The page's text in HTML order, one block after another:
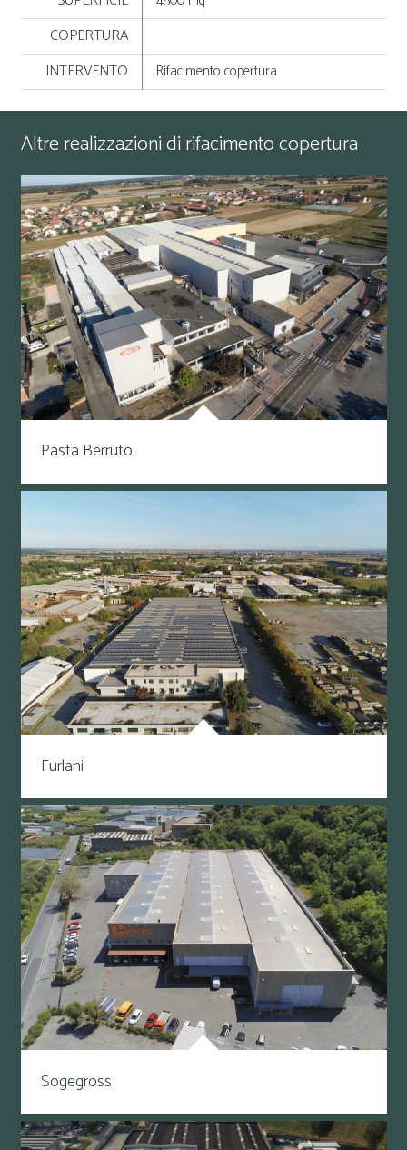
COPERTURA
INTERVENTO
Rifacimento copertura
Altre realizzazioni di rifacimento copertura
Pasta Berruto
Furlani
Sogegross